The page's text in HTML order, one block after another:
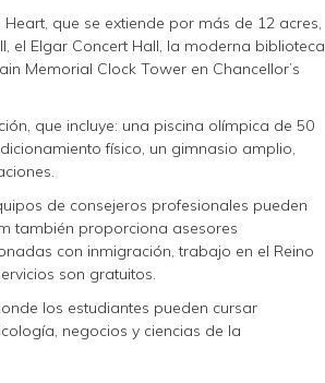
que se extiende por más de 12 acres,
el Elgar Concert Hall, la moderna biblioteca
Memorial Clock Tower en Chancellor’s
que incluye: una piscina olímpica de 50
físico, un gimnasio amplio,
de consejeros profesionales pueden
también proporciona asesores
con inmigración, trabajo en el Reino
son gratuitos.
los estudiantes pueden cursar
negocios y ciencias de la